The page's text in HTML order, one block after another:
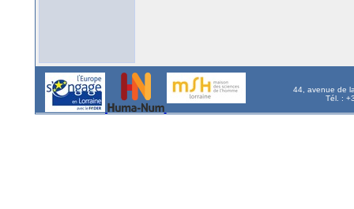
44, avenue de
Tél. :